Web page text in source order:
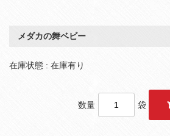
メダカの舞ベビー
在庫状態 : 在庫有り
数量 袋